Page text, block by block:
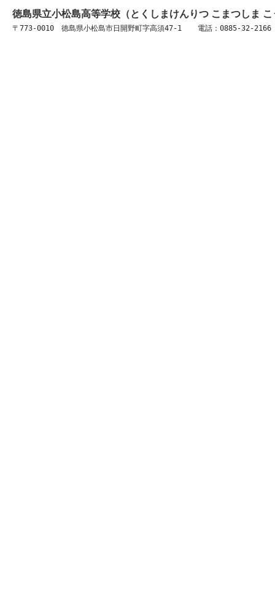
徳島県立小松島高等学校（とくしまけんりつ こまつしま
〒773-0010　徳島県小松島市日開野町字高須47-1 　 電話：0885-32-2166